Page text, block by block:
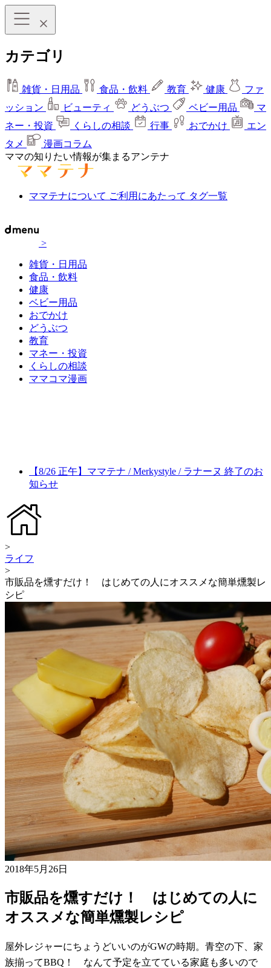
カテゴリ
雑貨・日用品 食品・飲料 教育 健康
ファ
ッション
ビューティ どうぶつ ベビー用品
マ
ネー・投資
くらしの相談 行事 おでかけ
エン
タメ
漫画コラム
ママの知りたい情報が集まるアンテナ
ママテナについて ご利用にあたって タグ一覧
>
雑貨・日用品
食品・飲料
健康
ベビー用品
おでかけ
どうぶつ
教育
マネー・投資
くらしの相談
ママコマ漫画
【8/26 正午】ママテナ / Merkystyle / ラナーヌ 終了のお
知らせ
>
ライフ
>
市販品を燻すだけ！ はじめての人にオススメな簡単燻製レ
シピ
2018年5月26日
市販品を燻すだけ！ はじめての人に
オススメな簡単燻製レシピ
屋外レジャーにちょうどいいのがGWの時期。青空の下、家
族揃ってBBQ！ なんて予定を立てている家庭も多いので